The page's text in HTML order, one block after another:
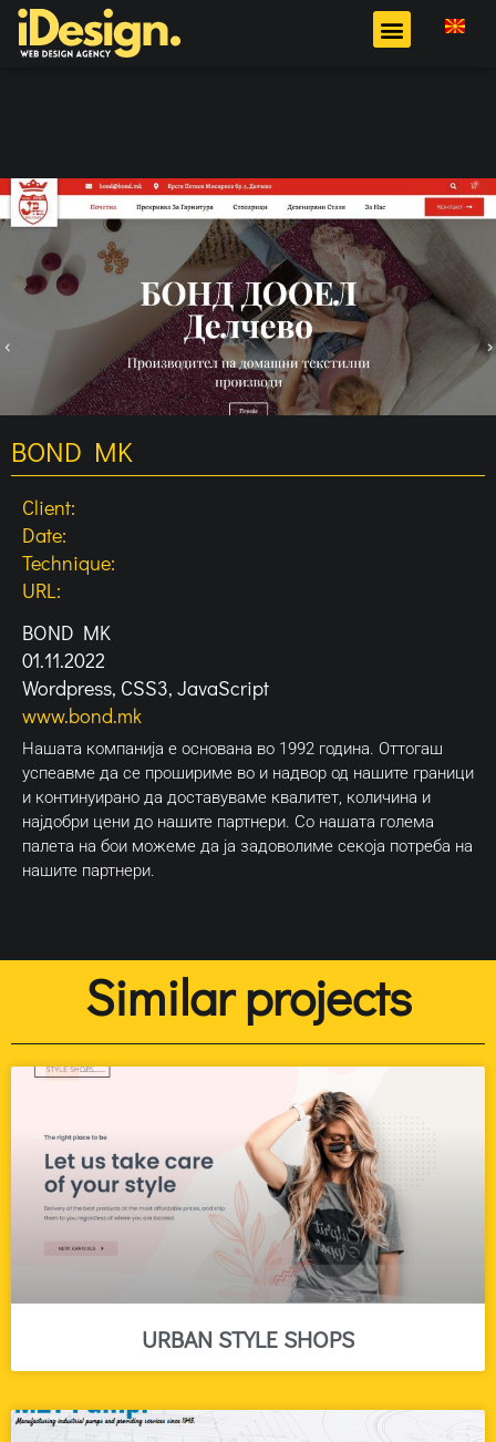
BOND MK
Client:
Date:
Technique:
URL:
BOND MK
01.11.2022
Wordpress, CSS3, JavaScript
www.bond.mk
Нашата компанија е основана во 1992 година. Оттогаш
успеавме да се прошириме во и надвор од нашите граници
и континуирано да доставуваме квалитет, количина и
најдобри цени до нашите партнери. Со нашата голема
палета на бои можеме да ја задоволиме секоја потреба на
нашите партнери.
Similar projects
URBAN STYLE SHOPS